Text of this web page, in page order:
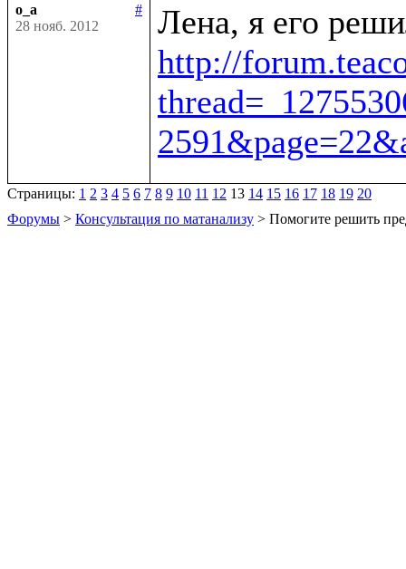
o_a
#
28 нояб. 2012
http://
Страницы: 1 2 3 4 5 6 7 8 9 10 11 12 13 14 15 16 17 18 19 20
Форумы > Консультация по матанализу > Помогите решить